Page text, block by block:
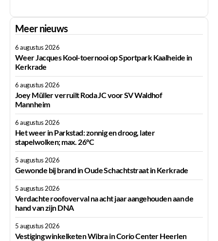
Meer nieuws
6 augustus 2026
Weer Jacques Kool-toernooi op Sportpark Kaalheide in
Kerkrade
6 augustus 2026
Joey Müller verruilt Roda JC voor SV Waldhof
Mannheim
6 augustus 2026
Het weer in Parkstad: zonnig en droog, later
stapelwolken; max. 26°C
5 augustus 2026
Gewonde bij brand in Oude Schachtstraat in Kerkrade
5 augustus 2026
Verdachte roofoverval na acht jaar aangehouden aan de
hand van zijn DNA
5 augustus 2026
Vestiging winkelketen Wibra in Corio Center Heerlen